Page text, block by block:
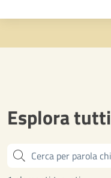
Esplora tutti
Cerca